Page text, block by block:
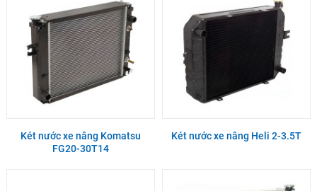
Két nước xe nâng Komatsu
FG20-30T14
Két nước xe nâng Heli 2-3.5T